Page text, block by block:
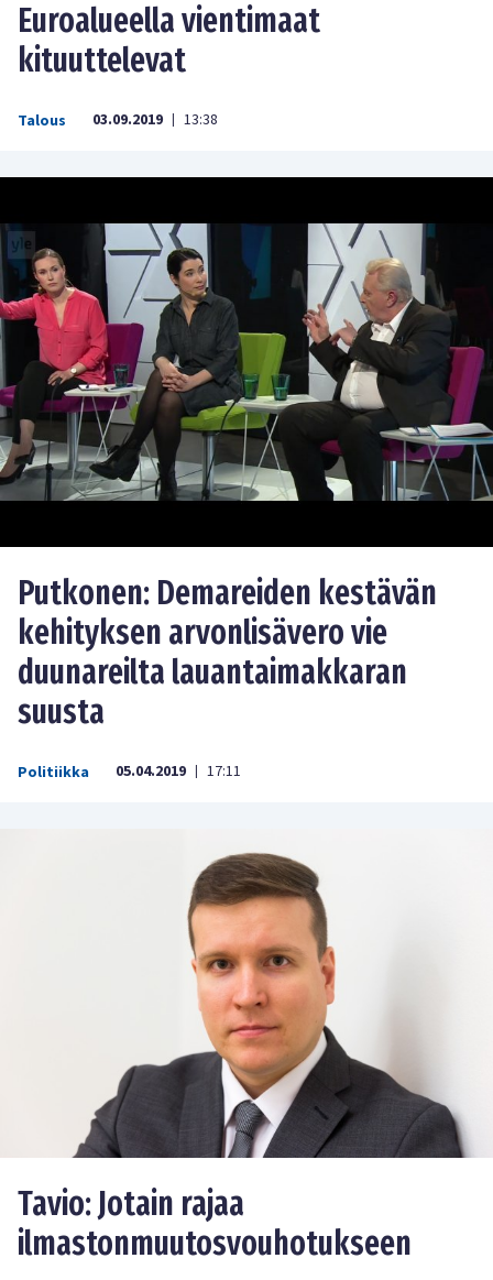
Euroalueella vientimaat
kituuttelevat
Talous 03.09.2019 | 13:38
Putkonen: Demareiden kestävän
kehityksen arvonlisävero vie
duunareilta lauantaimakkaran
suusta
Politiikka 05.04.2019 | 17:11
Tavio: Jotain rajaa
ilmastonmuutosvouhotukseen